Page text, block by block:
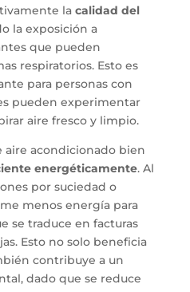
la calidad del
la exposición a
que pueden
respiratorios. Esto es
para personas con
pueden experimentar
aire fresco y limpio.
aire acondicionado bien
energéticamente. Al
por suciedad o
menos energía para
se traduce en facturas
Esto no solo beneficia
contribuye a un
dado que se reduce